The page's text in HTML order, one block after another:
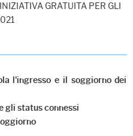
GRATUITA PER GLI
l'ingresso e il soggiorno dei
gli status connessi